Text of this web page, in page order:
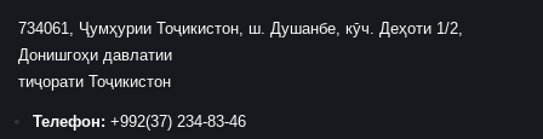
734061, Ҷумҳурии Тоҷикистон, ш. Душанбе, кӯч. Деҳоти 1/2,
Донишгоҳи давлатии
тиҷорати Тоҷикистон
Телефон: +992(37) 234-83-46